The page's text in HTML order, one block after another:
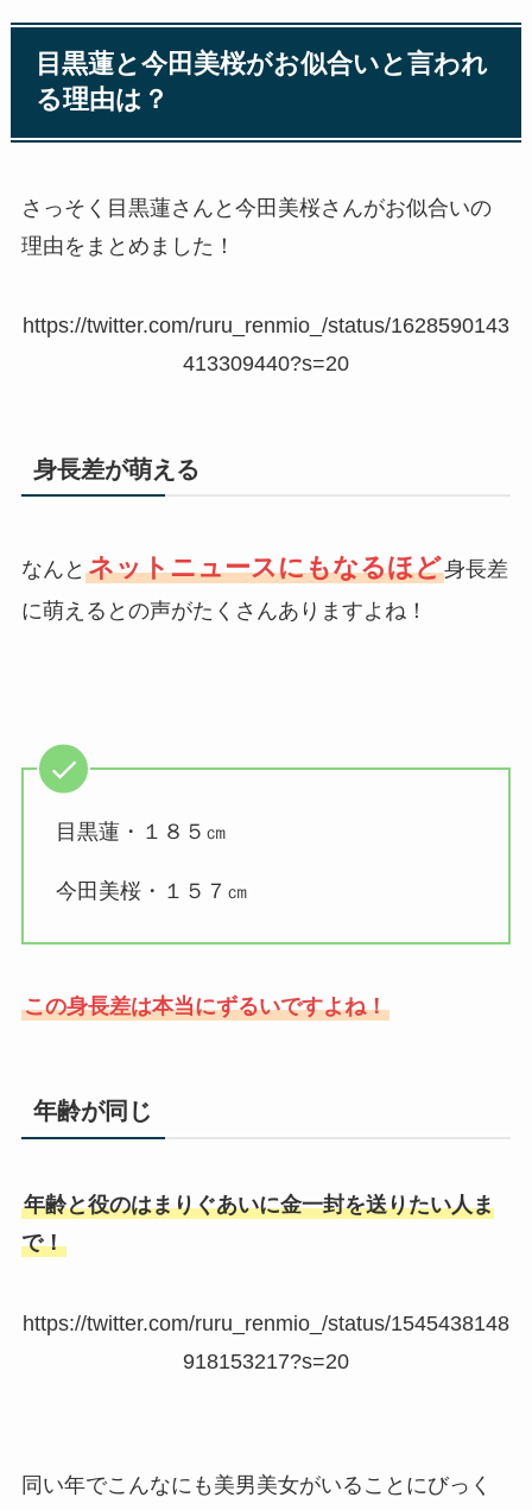
目黒蓮と今田美桜がお似合いと言われ
る理由は？
さっそく目黒蓮さんと今田美桜さんがお似合いの
理由をまとめました！
https://twitter.com/ruru_renmio_/status/1628590143
413309440?s=20
身長差が萌える
なんと ネットニュースにもなるほど身長差
に萌えるとの声がたくさんありますよね！
目黒蓮・１８５㎝
今田美桜・１５７㎝
この身長差は本当にずるいですよね！
年齢が同じ
年齢と役のはまりぐあいに金一封を送りたい人ま
で！
https://twitter.com/ruru_renmio_/status/1545438148
918153217?s=20
同い年でこんなにも美男美女がいることにびっく